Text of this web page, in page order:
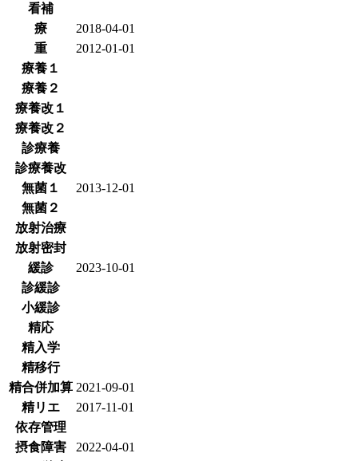
看補
療
2018-04-01
重
2012-01-01
療養１
療養２
療養改１
療養改２
診療養
診療養改
無菌１
2013-12-01
無菌２
放射治療
放射密封
緩診
2023-10-01
診緩診
小緩診
精応
精入学
精移行
精合併加算 2021-09-01
精リエ
2017-11-01
依存管理
摂食障害
2022-04-01